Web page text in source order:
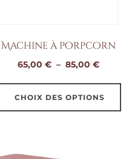
Machine à porpcorn
65,00 € – 85,00 €Plage
prix :
CHOIX DES OPTIONS